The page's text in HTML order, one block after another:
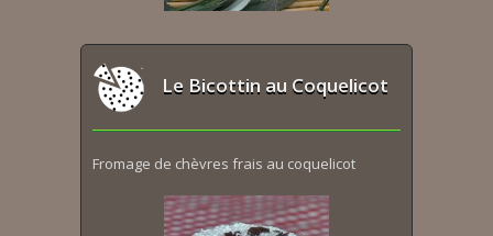
Le Bicottin au Coquelicot
Fromage de chèvres frais au coquelicot